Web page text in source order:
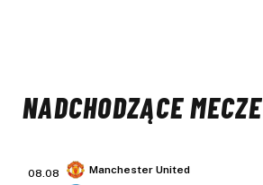
NADCHODZĄCE MECZE
08.08
Manchester United